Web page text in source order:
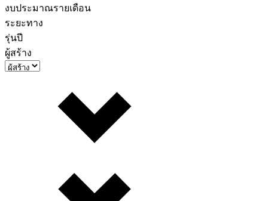
งบประมาณรายเดือน
ระยะทาง
รุ่นปี
ผู้สร้าง